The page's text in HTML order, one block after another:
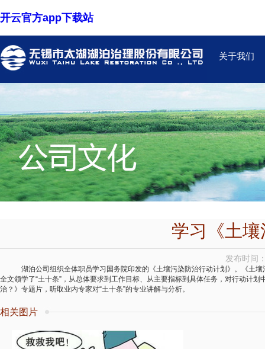
开云官方app下载站
关于我们
学习《土
发布时间
湖泊公司组织全体职员学习国务院印发的《土壤污染防治行动计划》。《土
全文领学了“土十条”，从总体要求到工作目标、从主要指标到具体任务，对行动计
治？》专题片，听取业内专家对“土十条”的专业讲解与分析。
相关图片